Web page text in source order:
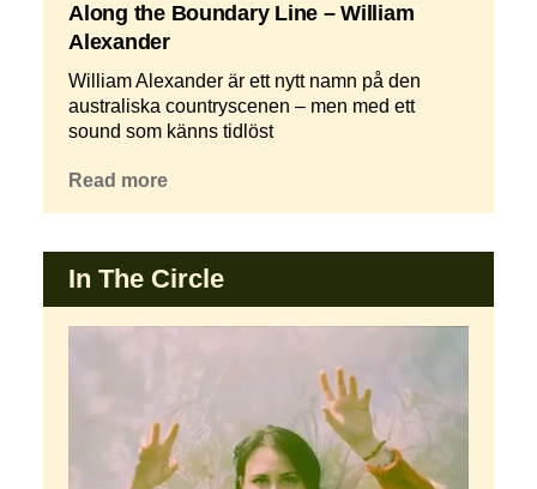
Along the Boundary Line – William
Alexander
William Alexander är ett nytt namn på den
australiska countryscenen – men med ett
sound som känns tidlöst
Read more
In The Circle